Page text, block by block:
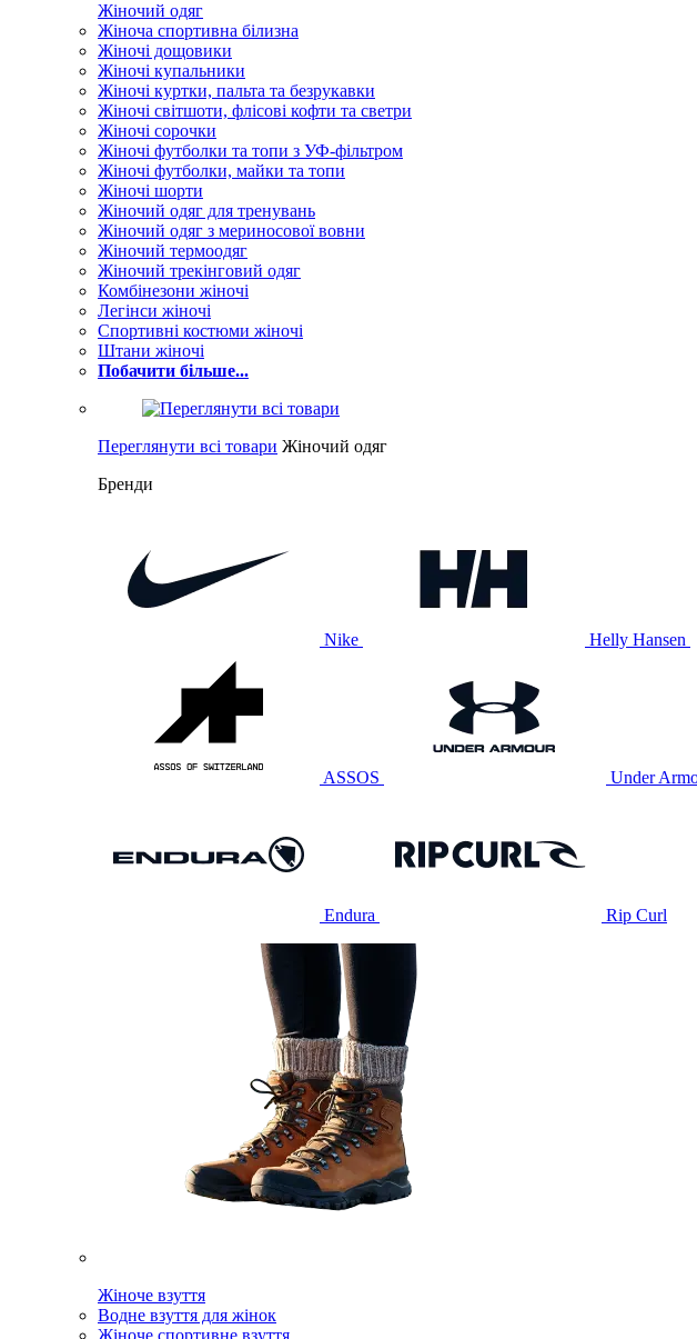
Жіночий одяг
Жіноча спортивна білизна
Жіночі дощовики
Жіночі купальники
Жіночі куртки, пальта та безрукавки
Жіночі світшоти, флісові кофти та светри
Жіночі сорочки
Жіночі футболки та топи з УФ-фільтром
Жіночі футболки, майки та топи
Жіночі шорти
Жіночий одяг для тренувань
Жіночий одяг з мериносової вовни
Жіночий термоодяг
Жіночий трекінговий одяг
Комбінезони жіночі
Легінси жіночі
Спортивні костюми жіночі
Штани жіночі
Побачити більше...
Переглянути всі товари Жіночий одяг
Бренди
Nike Helly Hansen
ASSOS Under
Endura Rip Curl
Жіноче взуття
Водне взуття для жінок
Жіноче спортивне взуття